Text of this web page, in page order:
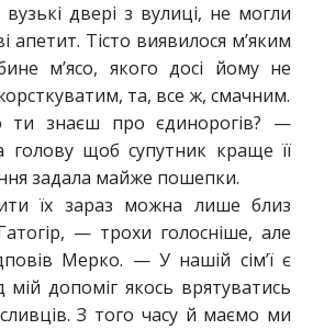
вузькі двері з вулиці, не могли
апетит. Тісто виявилося м’яким
м’ясо, якого досі йому не
та, все ж, смачним.
знаєш про єдинорогів? —
голову щоб супутник краще її
задала майже пошепки.
їх зараз можна лише близ
— трохи голосніше, але
Мерко. — У нашій сім’ї є
мій допоміг якось врятуватись
З того часу й маємо ми